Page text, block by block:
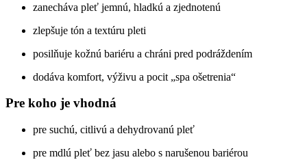
zanecháva pleť jemnú, hladkú a zjednotenú
zlepšuje tón a textúru pleti
posilňuje kožnú bariéru a chráni pred podráždením
dodáva komfort, výživu a pocit „spa ošetrenia“
Pre koho je vhodná
pre suchú, citlivú a dehydrovanú pleť
pre mdlú pleť bez jasu alebo s narušenou bariérou